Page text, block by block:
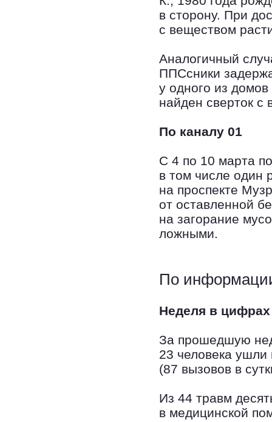
в сторону. При
с веществом
Аналогичный
ППСсники
у одного из
найден сверток
По каналу 01
С 4 по 10 марта
в том числе один
на проспекте
от оставленной
на загорание
ложными.
По
Неделя в цифрах
За прошедшую
23 человека
(87 вызовов в
Из 44 травм
в медицинской